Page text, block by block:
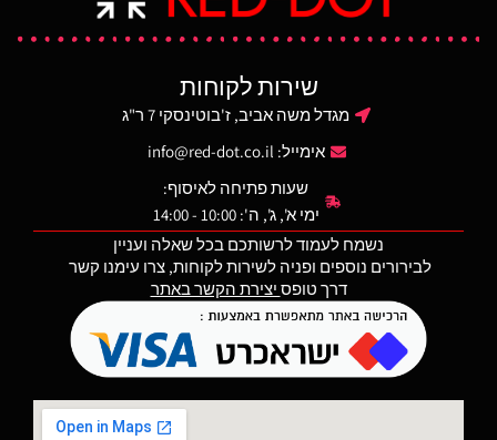
קפדניים. בעלת קפיץ נירוסטה
עמיד, גיאומטריה פנימית
של כדורים ופירוק פשוט ללא
כלים לנוחות ניקוי. רצפת
לפירוק, מסייעת לחילוץ וטיפול
במחסנית תוך מתן הגנה
משופרת מפני נפילות.
צבע מדברי
שירות לקוחות
מגדל משה אביב, ז'בוטינסקי 7 ר"ג
אימייל: info@red-dot.co.il
שעות פתיחה לאיסוף:
ימי א', ג', ה': 10:00 - 14:00
נשמח לעמוד לרשותכם בכל שאלה ועניין
לבירורים נוספים ופניה לשירות לקוחות, צרו עימנו קשר
דרך טופס יצירת הקשר באתר